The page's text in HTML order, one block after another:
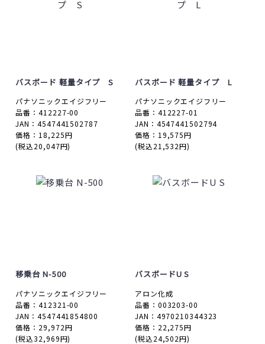
バスボード 軽量タイプ S
パナソニックエイジフリー
品番：412227-00
JAN：4547441502787
価格：18,225円
(税込20,047円)
バスボード 軽量タイプ L
パナソニックエイジフリー
品番：412227-01
JAN：4547441502794
価格：19,575円
(税込21,532円)
移乗台 N-500
パナソニックエイジフリー
品番：412321-00
JAN：4547441854800
価格：29,972円
(税込32,969円)
バスボードU S
アロン化成
品番：003203-00
JAN：4970210344323
価格：22,275円
(税込24,502円)